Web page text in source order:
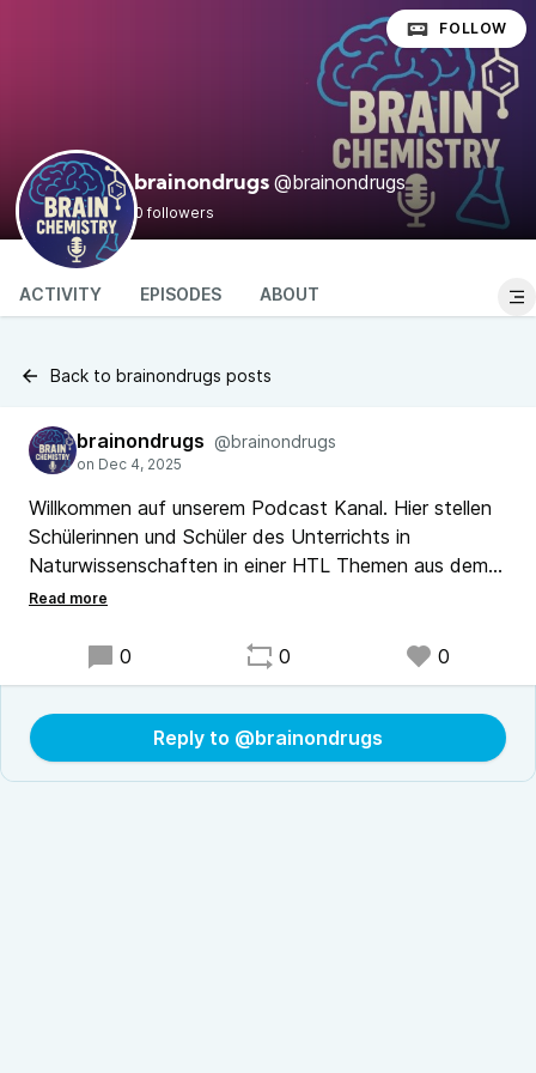
brainondrugs @brainondrugs
0 followers
FOLLOW
ACTIVITY EPISODES ABOUT
Back to brainondrugs posts
brainondrugs @brainondrugs
Willkommen auf unserem Podcast Kanal. Hier stellen
Schülerinnen und Schüler des Unterrichts in
Naturwissenschaften in einer HTL Themen aus dem
Bereich Chemie und Biochemie vor. Gleich zu Beginn
Schulwoche wird hier jetzt eine neue Folge
erscheinen. Danke an die 4ahbtu der Abteilung
Umwelttechnik an der HTL Mödling für die tollen
Projekte!
0 0 0
Reply to @brainondrugs